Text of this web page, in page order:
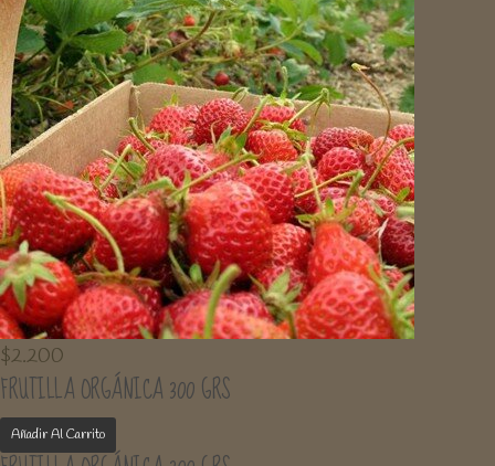
$2.200
FRUTILLA ORGÁNICA 300 GRS
Añadir Al Carrito